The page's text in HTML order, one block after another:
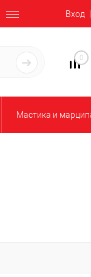
Вход
0
Мастика и